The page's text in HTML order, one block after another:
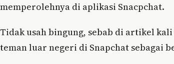
memperolehnya di aplikasi Snacpchat.
Tidak usah bingung, sebab di artikel
teman luar negeri di Snapchat sebagai